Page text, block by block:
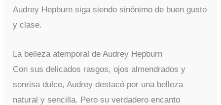
Audrey Hepburn siga siendo sinónimo de buen gusto
y clase.
La belleza atemporal de Audrey Hepburn
Con sus delicados rasgos, ojos almendrados y
sonrisa dulce, Audrey destacó por una belleza
natural y sencilla. Pero su verdadero encanto